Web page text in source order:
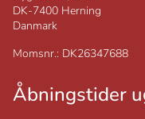
DK-7400 Herning
Danmark
Momsnr.: DK26347688
Åbningstider